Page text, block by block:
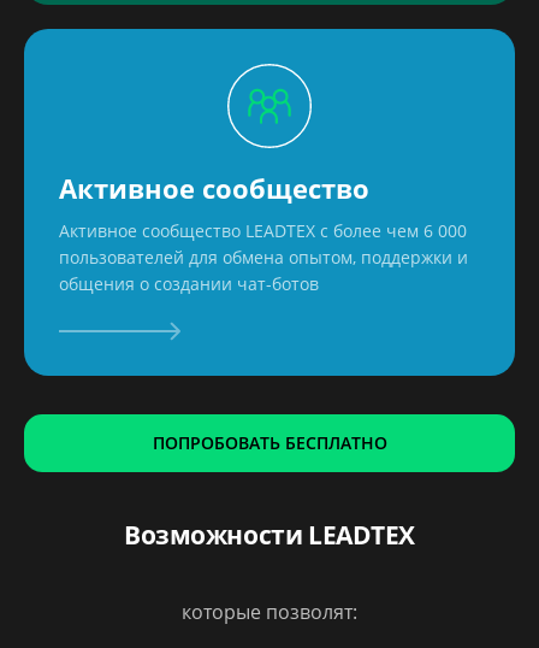
Активное сообщество
Активное сообщество LEADTEX с более чем 6 000
пользователей для обмена опытом, поддержки и
общения о создании чат-ботов
ПОПРОБОВАТЬ БЕСПЛАТНО
Возможности LEADTEX
которые позволят: